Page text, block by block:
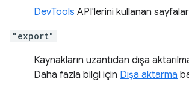
DevTools API'lerini kullanan
"export"
Kaynakların uzantıdan dışa
Daha fazla bilgi için Dışa aktarma